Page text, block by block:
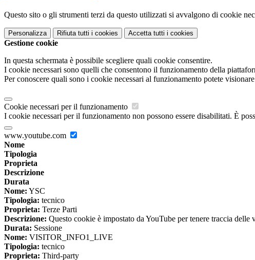
Questo sito o gli strumenti terzi da questo utilizzati si avvalgono di cookie
Personalizza Rifiuta tutti i cookies Accetta tutti i cookies
Gestione cookie
In questa schermata è possibile scegliere quali cookie consentire.
I cookie necessari sono quelli che consentono il funzionamento della
Per conoscere quali sono i cookie necessari al funzionamento potete
Cookie necessari per il funzionamento
I cookie necessari per il funzionamento non possono essere disabilitati. È
www.youtube.com
Nome
Tipologia
Proprieta
Descrizione
Durata
Nome: YSC
Tipologia: tecnico
Proprieta: Terze Parti
Descrizione: Questo cookie è impostato da YouTube per tenere traccia
Durata: Sessione
Nome: VISITOR_INFO1_LIVE
Tipologia: tecnico
Proprieta: Third-party